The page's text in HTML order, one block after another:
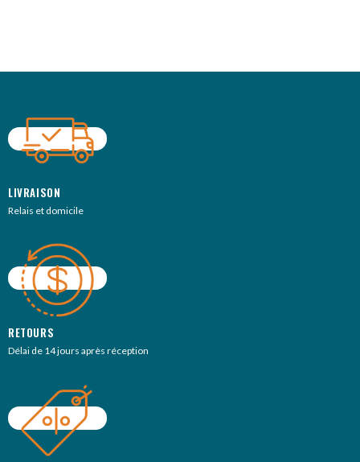
LIVRAISON
Relais et domicile
RETOURS
Délai de 14 jours après réception